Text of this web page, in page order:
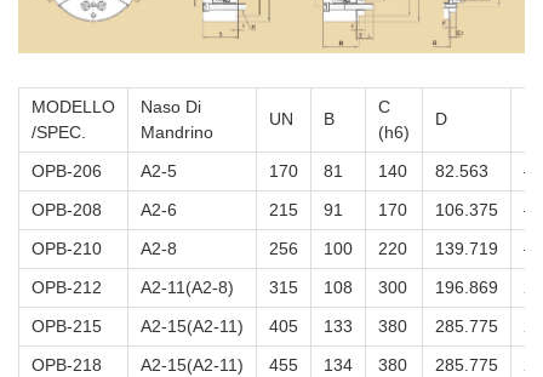
MODELLO
/SPEC.
Naso Di
Mandrino
UN B
C
(h6)
D
OPB-206 A2-5 170 81 140 82.563
—
OPB-208
A2-6 215 91 170 106.375
—
OPB-210
A2-8 256 100 220 139.719
—
OPB-212
A2-11(A2-8) 315 108 300 196.869
OPB-215
A2-15(A2-11) 405 133 380 285.775
OPB-218
A2-15(A2-11) 455 134 380 285.775